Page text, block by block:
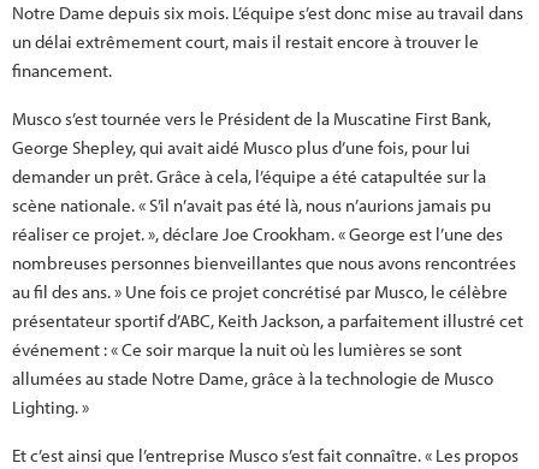
Notre Dame depuis six mois. L’équipe s’est donc mise au travail dans
un délai extrêmement court, mais il restait encore à trouver le
financement.
Musco s’est tournée vers le Président de la Muscatine First Bank,
George Shepley, qui avait aidé Musco plus d’une fois, pour lui
demander un prêt. Grâce à cela, l’équipe a été catapultée sur la
scène nationale. « S’il n’avait pas été là, nous n’aurions jamais pu
réaliser ce projet. », déclare Joe Crookham. « George est l’une des
nombreuses personnes bienveillantes que nous avons rencontrées
au fil des ans. » Une fois ce projet concrétisé par Musco, le célèbre
présentateur sportif d’ABC, Keith Jackson, a parfaitement illustré cet
événement : « Ce soir marque la nuit où les lumières se sont
allumées au stade Notre Dame, grâce à la technologie de Musco
Lighting. »
Et c’est ainsi que l’entreprise Musco s’est fait connaître. « Les propos